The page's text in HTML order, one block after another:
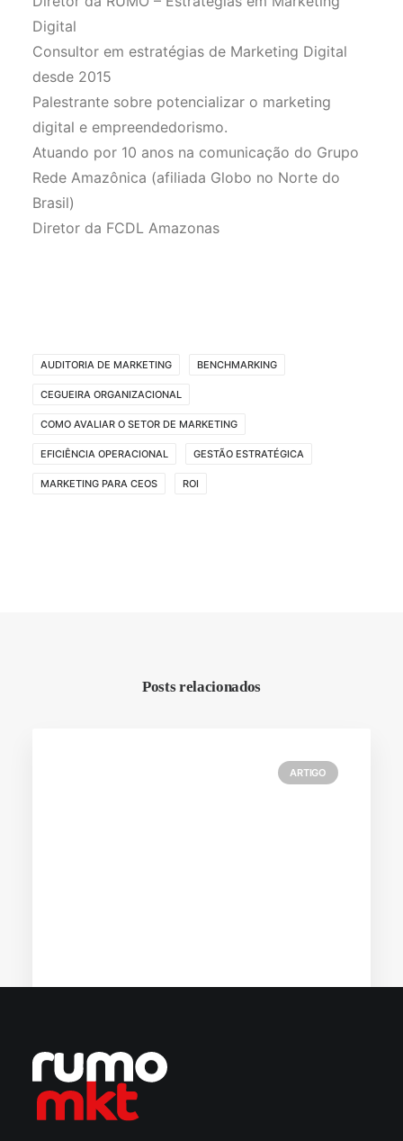
Digital
Consultor em estratégias de Marketing Digital
desde 2015
Palestrante sobre potencializar o marketing
digital e empreendedorismo.
Atuando por 10 anos na comunicação do Grupo
Rede Amazônica (afiliada Globo no Norte do
Brasil)
Diretor da FCDL Amazonas
AUDITORIA DE MARKETING BENCHMARKING
CEGUEIRA ORGANIZACIONAL
COMO AVALIAR O SETOR DE MARKETING
EFICIÊNCIA OPERACIONAL GESTÃO ESTRATÉGICA
MARKETING PARA CEOS ROI
Posts relacionados
ARTIGO
Marketing para 2026